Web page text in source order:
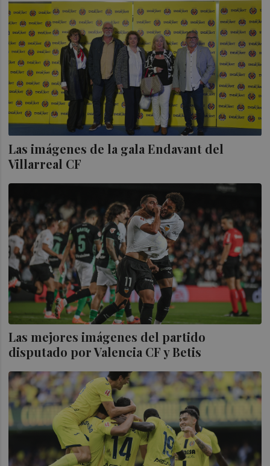
Las imágenes de la gala Endavant del
Villarreal CF
Las mejores imágenes del partido
disputado por Valencia CF y Betis